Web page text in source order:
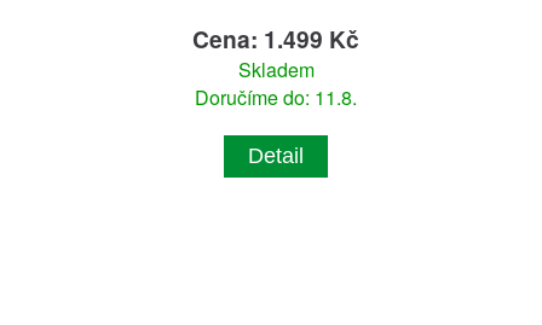
Cena: 1.499 Kč
Skladem
Doručíme do: 11.8.
Detail